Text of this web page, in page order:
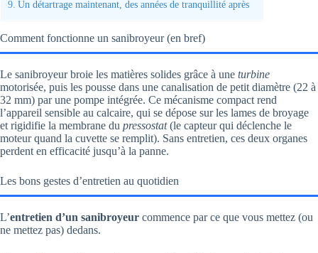
Un détartrage maintenant, des années de tranquillité après
Comment fonctionne un sanibroyeur (en bref)
Le sanibroyeur broie les matières solides grâce à une turbine
motorisée, puis les pousse dans une canalisation de petit diamètre (22 à
32 mm) par une pompe intégrée. Ce mécanisme compact rend
l’appareil sensible au calcaire, qui se dépose sur les lames de broyage
et rigidifie la membrane du pressostat(le capteur qui déclenche le
moteur quand la cuvette se remplit). Sans entretien, ces deux organes
perdent en efficacité jusqu’à la panne.
Les bons gestes d’entretien au quotidien
L’entretien d’un sanibroyeur commence par ce que vous mettez (ou
ne mettez pas) dedans.